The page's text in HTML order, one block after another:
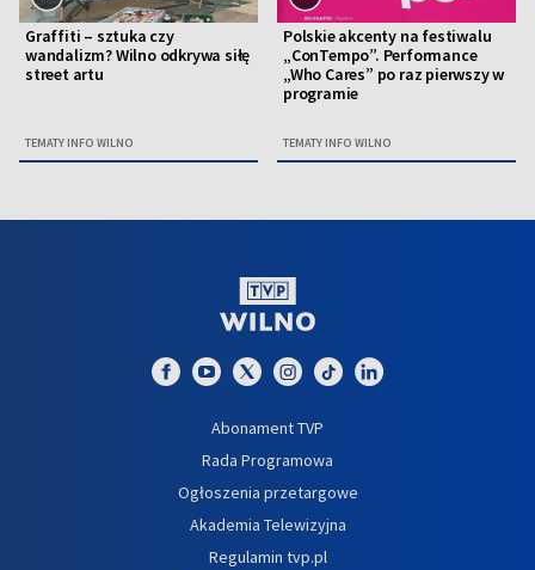
Graffiti – sztuka czy
wandalizm? Wilno odkrywa siłę
street artu
TEMATY INFO WILNO
Polskie akcenty na festiwalu
„ConTempo”. Performance
„Who Cares” po raz pierwszy w
programie
TEMATY INFO WILNO
Abonament TVP
Rada Programowa
Ogłoszenia przetargowe
Akademia Telewizyjna
Regulamin tvp.pl